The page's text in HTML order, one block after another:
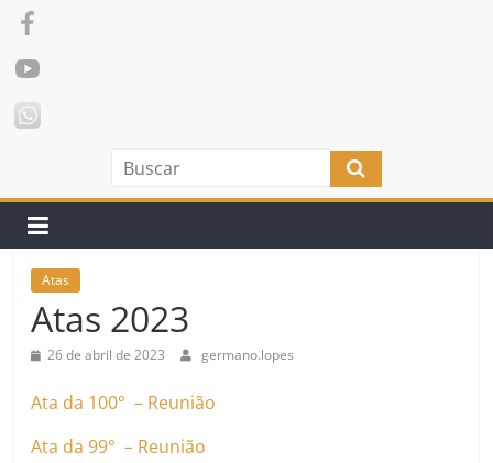
Atas
Atas 2023
26 de abril de 2023 germano.lopes
Ata da 100° – Reunião
Ata da 99° – Reunião